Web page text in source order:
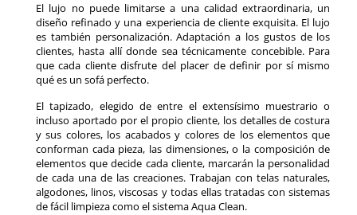
El lujo no puede limitarse a una calidad extraordinaria, un
diseño refinado y una experiencia de cliente exquisita. El lujo
es también personalización. Adaptación a los gustos de los
clientes, hasta allí donde sea técnicamente concebible. Para
que cada cliente disfrute del placer de definir por sí mismo
qué es un sofá perfecto.
El tapizado, elegido de entre el extensísimo muestrario o
incluso aportado por el propio cliente, los detalles de costura
y sus colores, los acabados y colores de los elementos que
conforman cada pieza, las dimensiones, o la composición de
elementos que decide cada cliente, marcarán la personalidad
de cada una de las creaciones. Trabajan con telas naturales,
algodones, linos, viscosas y todas ellas tratadas con sistemas
de fácil limpieza como el sistema Aqua Clean.